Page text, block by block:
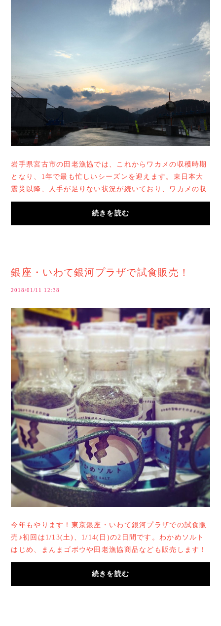
岩手県宮古市の田老漁協では、これからワカメの収穫時期
となり、1年で最も忙しいシーズンを迎えます。東日本大
震災以降、人手が足りない状況が続いており、ワカメの収
穫作業のお手伝いしてくださる方を募集してい...
続きを読む
銀座・いわて銀河プラザで試食販売！
2018/01/11 12:38
今年もやります！東京銀座・いわて銀河プラザでの試食販
売♪初回は1/13(土)、1/14(日)の2日間です。わかめソルト
はじめ、まんまゴボウや田老漁協商品なども販売します！
皆様のご来店お待ちしております♪http://www...
続きを読む